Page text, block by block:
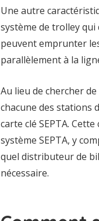
Une autre
système de trolley
peuvent emprunter
parallèlement à la
Au lieu de chercher
chacune des stations
carte clé SEPTA.
système SEPTA, y
quel distributeur de
nécessaire.